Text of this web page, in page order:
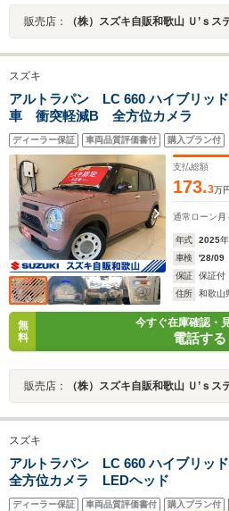
販売店： （株）スズキ自販和歌山 Ｕ’ｓ
スズキ
アルトラパン LC 660 ハイブリッ
車 衝突軽減B 全方位カメラ
ディーラー保証 車両品質評価書付 購入プラン付
支払総額
173.3万
通常ローン 月
年式 2025年
車検
'28/09
保証
保証付
住所
和歌山
無
料
今すぐ在庫確認・
電話する
販売店： （株）スズキ自販和歌山 Ｕ’ｓ
スズキ
アルトラパン LC 660 ハイブリッ
全方位カメラ LEDヘッド
ディーラー保証 車両品質評価書付 購入プラン付